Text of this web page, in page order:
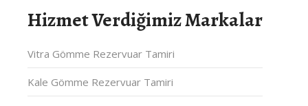
Hizmet Verdiğimiz Markalar
Vitra Gömme Rezervuar Tamiri
Kale Gömme Rezervuar Tamiri